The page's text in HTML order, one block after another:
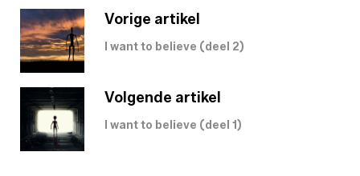
Vorige artikel
I want to believe (deel 2)
Volgende artikel
I want to believe (deel 1)